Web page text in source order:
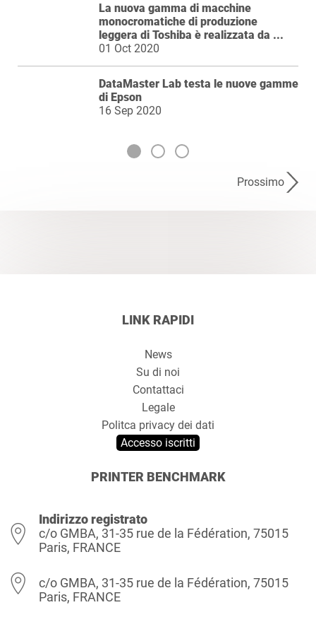
La nuova gamma di macchine
monocromatiche di produzione
leggera di Toshiba è realizzata da ...
01 Oct 2020
DataMaster Lab testa le nuove gamme
di Epson
16 Sep 2020
Prossimo
LINK RAPIDI
News
Su di noi
Contattaci
Legale
Politca privacy dei dati
Accesso iscritti
PRINTER BENCHMARK
Indirizzo registrato
c/o GMBA, 31-35 rue de la Fédération, 75015
Paris, FRANCE
c/o GMBA, 31-35 rue de la Fédération, 75015
Paris, FRANCE